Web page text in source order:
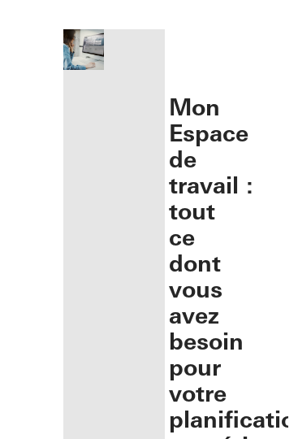
Mon
Espace
de
travail :
tout
ce
dont
vous
avez
besoin
pour
votre
planification